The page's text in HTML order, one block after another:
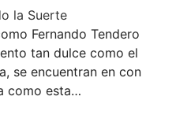
la Suerte
Fernando Tendero
tan dulce como el
se encuentran en con
como esta…